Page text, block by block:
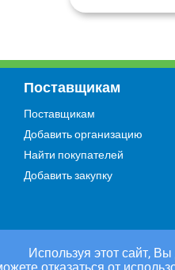
Используя этот сайт,
отказаться от
Поставщикам
Поставщикам
Добавить организацию
Найти покупателей
Добавить закупку